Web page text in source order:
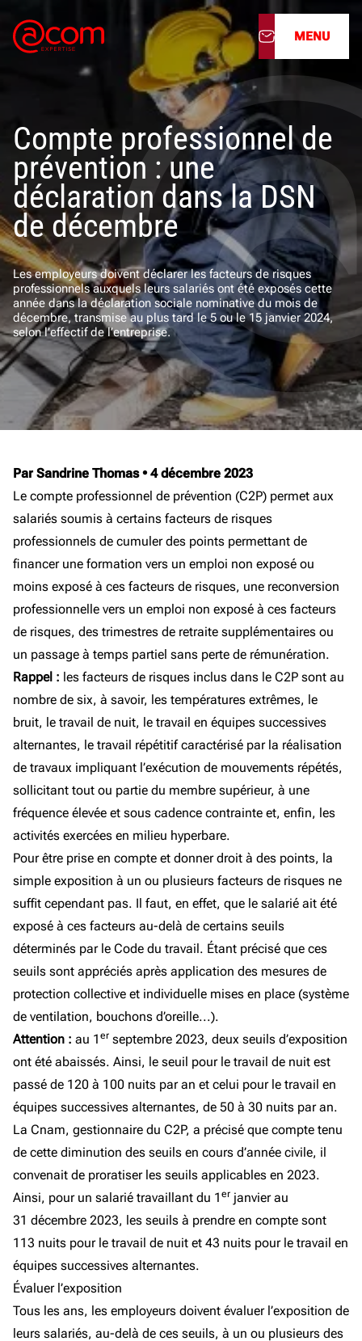
À propos
Nos services
Nos cabinets
Nos filiales
Actualités
Nous rejoindre
MENU
Compte professionnel de
prévention : une
déclaration dans la DSN
de décembre
Les employeurs doivent déclarer les facteurs de risques
professionnels auxquels leurs salariés ont été exposés cette
année dans la déclaration sociale nominative du mois de
décembre, transmise au plus tard le 5 ou le 15 janvier 2024,
selon l’effectif de l’entreprise.
Par Sandrine Thomas• 4 décembre 2023
Le compte professionnel de prévention (C2P) permet aux
salariés soumis à certains facteurs de risques
professionnels de cumuler des points permettant de
financer une formation vers un emploi non exposé ou
moins exposé à ces facteurs de risques, une reconversion
professionnelle vers un emploi non exposé à ces facteurs
de risques, des trimestres de retraite supplémentaires ou
un passage à temps partiel sans perte de rémunération.
Rappel : les facteurs de risques inclus dans le C2P sont au
nombre de six, à savoir, les températures extrêmes, le
bruit, le travail de nuit, le travail en équipes successives
alternantes, le travail répétitif caractérisé par la réalisation
de travaux impliquant l’exécution de mouvements répétés,
sollicitant tout ou partie du membre supérieur, à une
fréquence élevée et sous cadence contrainte et, enfin, les
activités exercées en milieu hyperbare.
Pour être prise en compte et donner droit à des points, la
simple exposition à un ou plusieurs facteurs de risques ne
suffit cependant pas. Il faut, en effet, que le salarié ait été
exposé à ces facteurs au-delà de certains seuils
déterminés par le Code du travail. Étant précisé que ces
seuils sont appréciés après application des mesures de
protection collective et individuelle mises en place (système
de ventilation, bouchons d’oreille...).
Attention : au 1 er septembre 2023, deux seuils d’exposition
ont été abaissés. Ainsi, le seuil pour le travail de nuit est
passé de 120 à 100 nuits par an et celui pour le travail en
équipes successives alternantes, de 50 à 30 nuits par an.
La Cnam, gestionnaire du C2P, a précisé que compte tenu
de cette diminution des seuils en cours d’année civile, il
convenait de proratiser les seuils applicables en 2023.
Ainsi, pour un salarié travaillant du 1 er janvier au
31 décembre 2023, les seuils à prendre en compte sont
113 nuits pour le travail de nuit et 43 nuits pour le travail en
équipes successives alternantes.
Évaluer l’exposition
Tous les ans, les employeurs doivent évaluer l’exposition de
leurs salariés, au-delà de ces seuils, à un ou plusieurs des